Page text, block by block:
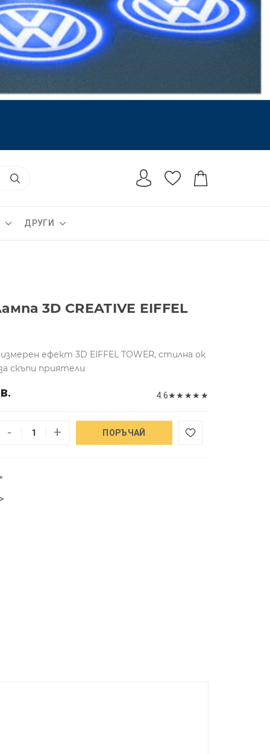
ДРУГИ
3D CREATIVE EIFFEL
ефект 3D EIFFEL TOWER, стилна ок
скъпи приятели
4.6★★ ★★ ★
- + ПОРЪЧАЙ